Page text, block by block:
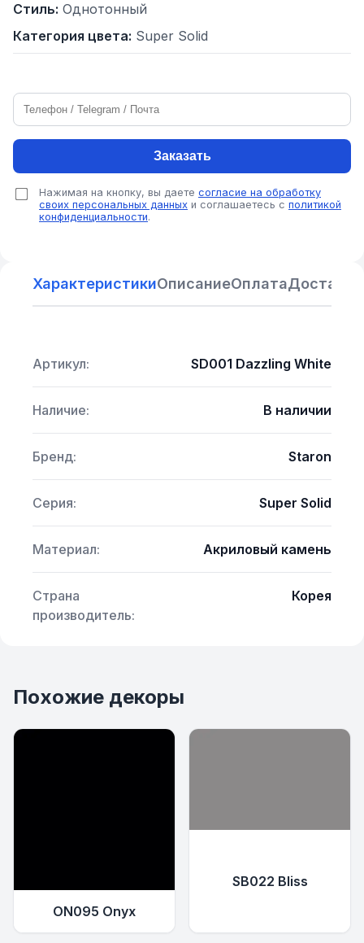
Стиль: Однотонный
Категория цвета: Super Solid
Заказать
Нажимая на кнопку, вы даете согласие на обработку
своих персональных данных и соглашаетесь с политикой
конфиденциальности.
ХарактеристикиОписаниеОплатаДоставка
Артикул: SD001 Dazzling White
Наличие: В наличии
Бренд: Staron
Серия: Super Solid
Материал: Акриловый камень
Страна
производитель:
Корея
Похожие декоры
ON095 Onyx
SB022 Bliss